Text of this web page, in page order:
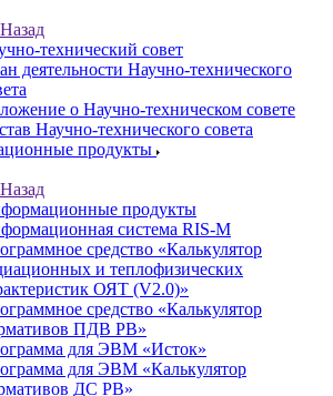
Назад
технический совет
деятельности Научно-технического
о Научно-техническом совете
Научно-технического совета
продукты
Назад
продукты
система RIS-M
средство «Калькулятор
и теплофизических
ОЯТ (V2.0)»
средство «Калькулятор
ПДВ РВ»
для ЭВМ «Исток»
для ЭВМ «Калькулятор
ДС РВ»